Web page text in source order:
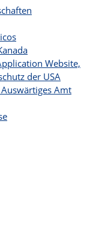
Website,
der USA
Amt